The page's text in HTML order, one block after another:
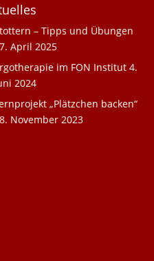
– Tipps und Übungen
April 2025
im FON Institut 4.
2024
„Plätzchen backen“
November 2023